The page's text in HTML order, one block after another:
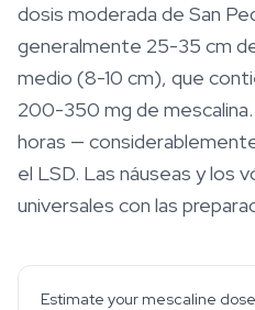
dosis moderada de San
generalmente 25-35 cm
medio (8-10 cm), que
200-350 mg de
horas —
el LSD. Las náuseas y los
universales con las
Estimate your mescaline